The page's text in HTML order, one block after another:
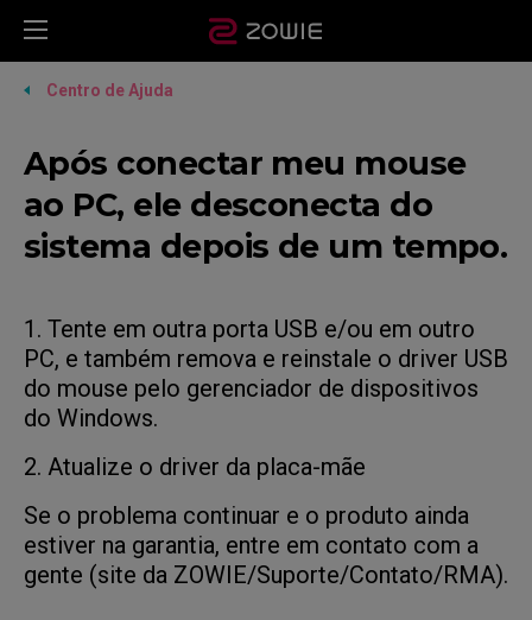
Centro de Ajuda
Após conectar meu mouse
ao PC, ele desconecta do
sistema depois de um tempo.
1. Tente em outra porta USB e/ou em outro
PC, e também remova e reinstale o driver USB
do mouse pelo gerenciador de dispositivos
do Windows.
2. Atualize o driver da placa-mãe
Se o problema continuar e o produto ainda
estiver na garantia, entre em contato com a
gente (site da ZOWIE/Suporte/Contato/RMA).